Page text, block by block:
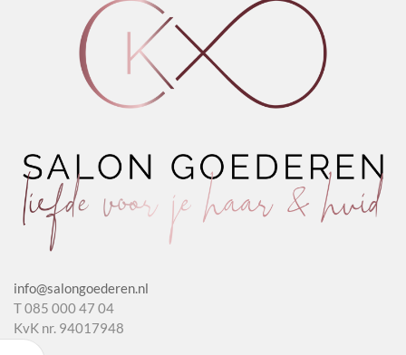
info@salongoederen.nl
T 085 000 47 04
KvK nr. 94017948